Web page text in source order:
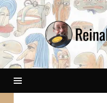
Reinaldo